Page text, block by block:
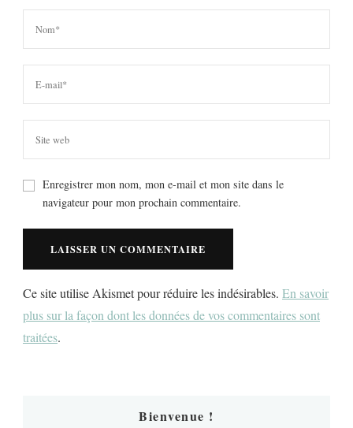
Enregistrer mon nom, mon e-mail et mon site dans le
navigateur pour mon prochain commentaire.
Ce site utilise Akismet pour réduire les indésirables. En savoir
plus sur la façon dont les données de vos commentaires sont
traitées.
Bienvenue !